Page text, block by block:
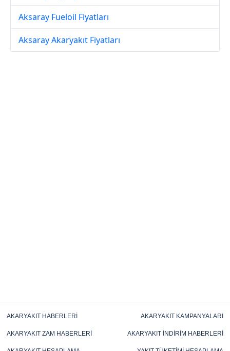
Aksaray Fueloil Fiyatları
Aksaray Akaryakıt Fiyatları
AKARYAKIT HABERLERI AKARYAKIT KAMPANYALARI
AKARYAKIT ZAM HABERLERI AKARYAKIT İNDIRIM HABERLERI